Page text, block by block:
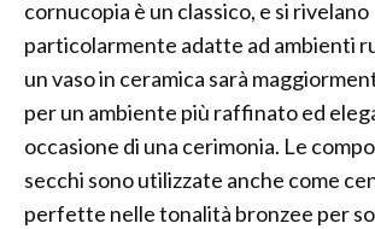
cornucopia è un classico, e si rivelano
particolarmente adatte ad ambienti
un vaso in ceramica sarà
per un ambiente più raffinato ed
occasione di una cerimonia. Le
secchi sono utilizzate anche come
perfette nelle tonalità bronzee per